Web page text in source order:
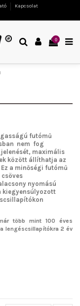
Kapcsolat
0
futómű
nem fog
maximális
között állíthatja az
a minőségi futómű
nyomású
kiegyensúlyozott
több mint 100 éves
lengéscsillapítókra 2 év